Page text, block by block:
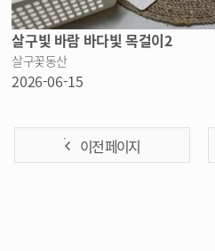
살구빛 바람 바다빛 목걸이2
살구꽃동산
2026-06-15
이전 페이지